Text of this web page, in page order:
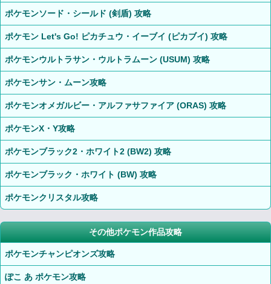
ポケモンソード・シールド (剣盾) 攻略
ポケモン Let's Go! ピカチュウ・イーブイ (ピカブイ) 攻略
ポケモンウルトラサン・ウルトラムーン (USUM) 攻略
ポケモンサン・ムーン攻略
ポケモンオメガルビー・アルファサファイア (ORAS) 攻略
ポケモンX・Y攻略
ポケモンブラック2・ホワイト2 (BW2) 攻略
ポケモンブラック・ホワイト (BW) 攻略
ポケモンクリスタル攻略
その他ポケモン作品攻略
ポケモンチャンピオンズ攻略
ぽこ あ ポケモン攻略